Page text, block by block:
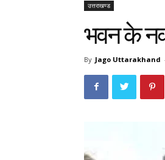
उत्तराखण्ड
भवन के
By Jago Uttarakhand